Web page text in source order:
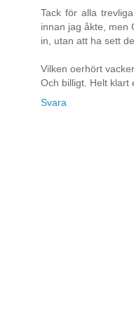
Tack för alla
innan jag åkte, men
in, utan att ha sett
Vilken oerhört
Och billigt. Helt klart
Svara